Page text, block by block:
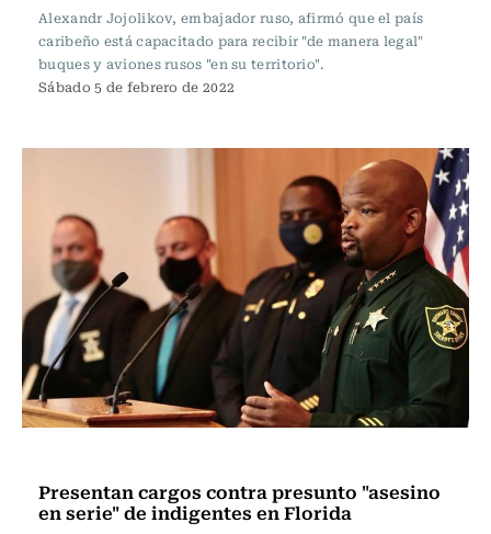
Alexandr Jojolikov, embajador ruso, afirmó que el país
caribeño está capacitado para recibir "de manera legal"
buques y aviones rusos "en su territorio".
Sábado 5 de febrero de 2022
Presentan cargos contra presunto "asesino
en serie" de indigentes en Florida